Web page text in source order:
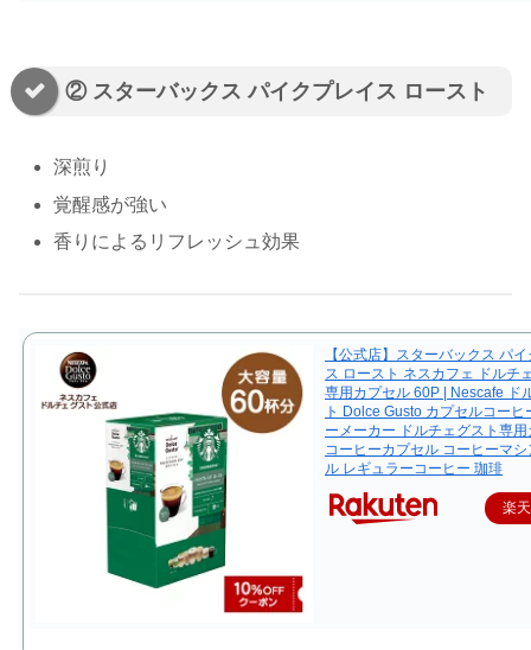
② スターバックス パイクプレイス ロースト
深煎り
覚醒感が強い
香りによるリフレッシュ効果
【公式店】スターバックス パ
ス ロースト ネスカフェ ドルチ
専用カプセル 60P | Nescafe ド
ト Dolce Gusto カプセルコーヒ
ーメーカー ドルチェグスト専
コーヒーカプセル コーヒーマ
ル レギュラーコーヒー 珈琲
楽